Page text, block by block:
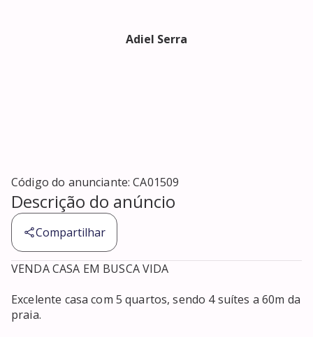
Adiel Serra
Código do anunciante:CA01509
Descrição do anúncio
Compartilhar
VENDA CASA EM BUSCA VIDA
Excelente casa com 5 quartos, sendo 4 suítes a 60m da
praia.